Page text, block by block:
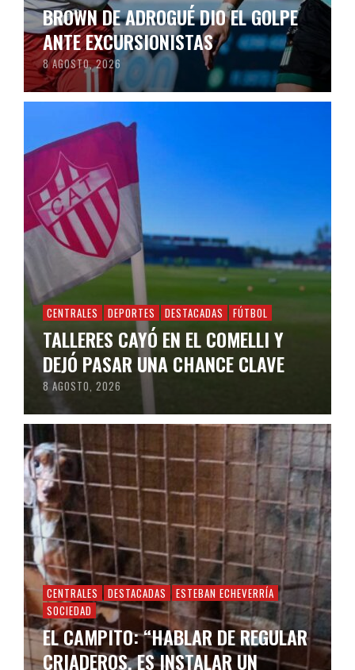
BROWN DE ADROGUÉ DIO EL GOLPE
ANTE EXCURSIONISTAS
8 AGOSTO, 2026
CENTRALES DEPORTES DESTACADAS FÚTBOL
TALLERES CAYÓ EN EL COMELLI Y
DEJÓ PASAR UNA CHANCE CLAVE
8 AGOSTO, 2026
CENTRALES DESTACADAS
ESTEBAN ECHEVERRÍA
SOCIEDAD
EL CAMPITO: “HABLAR DE REGULAR
CRIADEROS, ES INSTALAR UN